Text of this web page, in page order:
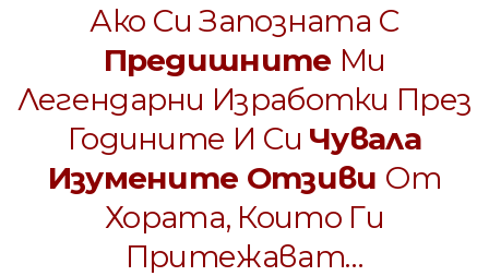
Ако Си Запозната С
Предишните Ми
Легендарни Изработки През
Годините И Си Чувала
Изумените Отзиви От
Хората, Които Ги
Притежават…